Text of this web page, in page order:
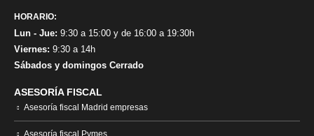
HORARIO:
Lun - Jue: 9:30 a 15:00 y de 16:00 a 19:30h
Viernes: 9:30 a 14h
Sábados y domingos Cerrado
ASESORÍA FISCAL
Asesoría fiscal Madrid empresas
Asesoría fiscal Pymes